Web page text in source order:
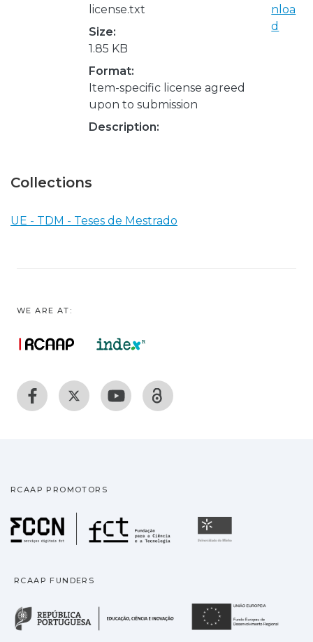
license.txt
Size:
1.85 KB
Format:
Item-specific license agreed
upon to submission
Description:
nloa
d
Collections
UE - TDM - Teses de Mestrado
WE ARE AT:
RCAAP PROMOTORS
Fundação para a
RCAAP FUNDERS
República Portuguesa